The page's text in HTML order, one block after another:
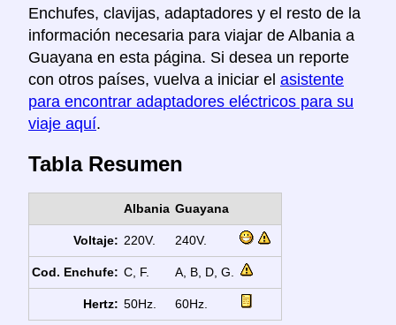
Enchufes, clavijas, adaptadores y el resto de la
información necesaria para viajar de Albania a
Guayana en esta página. Si desea un reporte
con otros países, vuelva a iniciar el asistente
para encontrar adaptadores eléctricos para su
viaje aquí.
Tabla Resumen
Albania Guayana
Voltaje: 220V. 240V.
Cod. Enchufe: C, F. A, B, D, G.
Hertz: 50Hz. 60Hz.